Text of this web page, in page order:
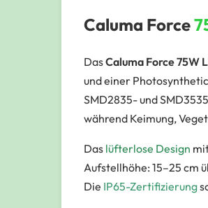
Caluma Force
DasCaluma Force 75W
und einer
SMD2835- und
während Keimung,
Das lüfterlose Design
Aufstellhöhe: 15–25 cm
Die IP65-Zertifizierung